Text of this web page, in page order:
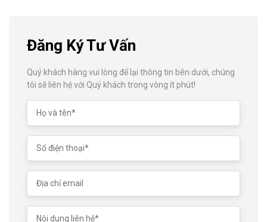
Đăng Ký Tư Vấn
Quý khách hàng vui lòng để lại thông tin bên dưới, chúng
tôi sẽ liên hệ với Quý khách trong vòng ít phút!